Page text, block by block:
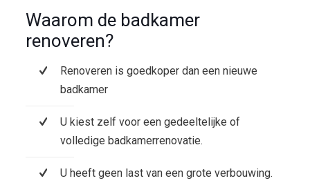
Waarom de badkamer
renoveren?
Renoveren is goedkoper dan een nieuwe
badkamer
U kiest zelf voor een gedeeltelijke of
volledige badkamerrenovatie.
U heeft geen last van een grote verbouwing.